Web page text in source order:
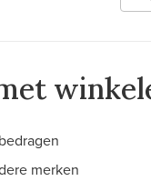
merken